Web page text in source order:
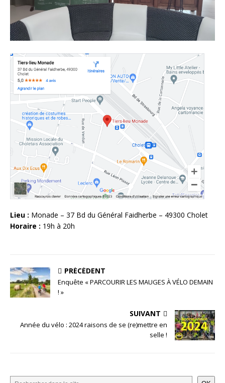
Lieu : Monade – 37 Bd du Général Faidherbe – 49300 Cholet
Horaire : 19h à 20h
PRÉCÉDENT
Enquête « PARCOURIR LES MAUGES À VÉLO DEMAIN
! »
SUIVANT
Année du vélo : 2024 raisons de se (re)mettre en
selle !